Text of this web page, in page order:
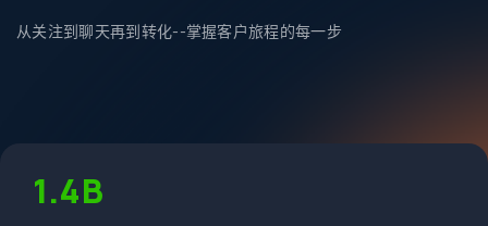
从关注到聊天再到转化--掌握客户旅程的每一步
1.4B